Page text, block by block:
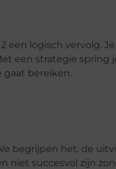
een logisch vervolg.
een strategie spring
gaat bereiken.
begrijpen het: de
niet succesvol zijn